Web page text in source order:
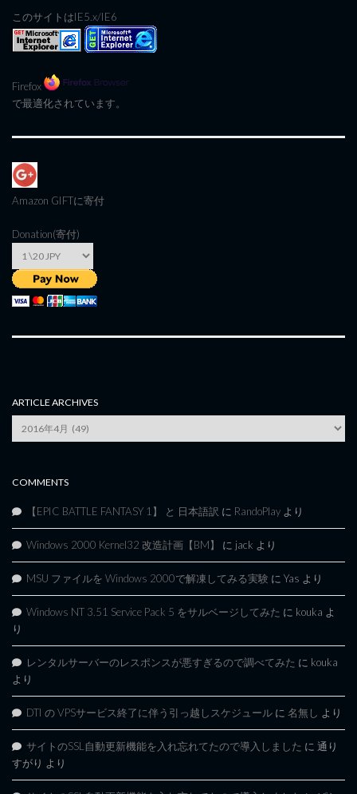
このサイトはIE5.x/IE6
Firefox
で最適化されています。
Amazon GIFTに寄付
Donation(寄付)
ARTICLE ARCHIVES
Archives
COMMENTS
【EPIC BATTLE FANTASY 1】 と 日本語訳 に RandoPlay より
Windows 2000 Kernel32 改造計画【BM】 に jack より
MSU ファイルを Windows 2000で解凍してみる実験 に Yas より
Windows NT 3.51 Service Pack 5 をサルベージしてみた に kouka よ
り
レンタルサーバーのレスポンスが悪すぎるので調べてみた に kouka
より
DTI の VPSサービス終了に伴う引っ越しスケジュール に 名無し より
サイトのSSL自動更新機能を入れ忘れてたので導入しました に 通り
すがり より